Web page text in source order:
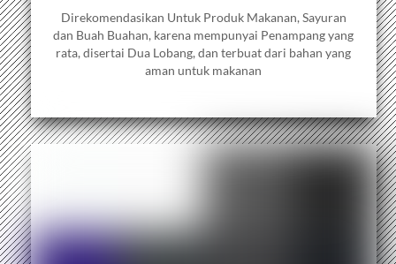
Direkomendasikan Untuk Produk Makanan, Sayuran
dan Buah Buahan, karena mempunyai Penampang yang
rata, disertai Dua Lobang, dan terbuat dari bahan yang
aman untuk makanan